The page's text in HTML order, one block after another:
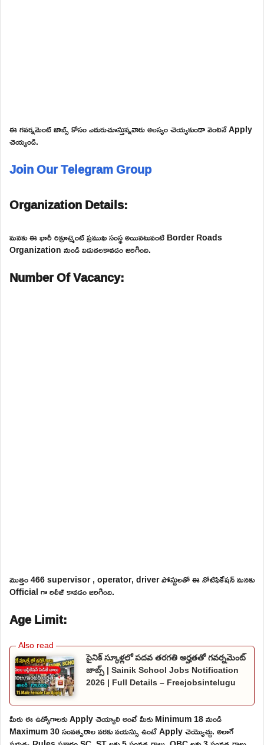
ఈ గవర్నమెంట్ జాబ్స్ కోసం ఎదురుచూస్తున్నవారు ఆలస్యం చెయ్యకుండా వెంటనే Apply
చెయ్యండి.
Join Our Telegram Group
Organization Details:
మనకు ఈ భారీ రిక్రూట్మెంట్ ప్రముఖ సంస్థ అయినటువంటి Border Roads
Organization నుండి విడుదలకావడం జరిగింది.
Number Of Vacancy:
మొత్తం 466 supervisor , operator, driver పోస్టులతో ఈ నోటిఫికేషన్ మనకు
Official గా రిలీజ్ కావడం జరిగింది.
Age Limit:
సైనిక్ స్కూళ్లలో పదవ తరగతి అర్హతతో గవర్నమెంట్
జాబ్స్ | Sainik School Jobs Notification
2026 | Full Details – Freejobsintelugu
మీరు ఈ ఉద్యోగాలకు Apply చెయ్యాలి అంటే మీకు Minimum 18 నుండి
Maximum 30 సంవత్సరాల వరకు వయస్సు ఉంటే Apply చెయ్యొచ్చు. అలాగే